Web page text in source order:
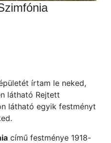
írtam le neked,
látható Rejtett
látható egyik festményt
című festménye 1918-